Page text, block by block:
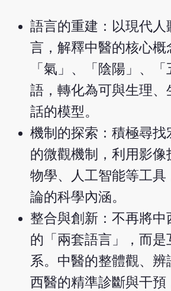
語言的重建：以現代人
言，解釋中醫的核心概
「氣」、「陰陽」、
語，轉化為可與生理、
話的模型。
機制的探索：積極尋找
的微觀機制，利用影像
物學、人工智能等工具
論的科學內涵。
整合與創新：不再將中
的「兩套語言」，而是
系。中醫的整體觀、辨
西醫的精準診斷與干預